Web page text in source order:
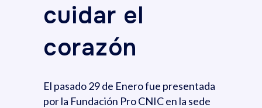
cuidar el
corazón
El pasado 29 de Enero fue presentada
por la Fundación Pro CNIC en la sede